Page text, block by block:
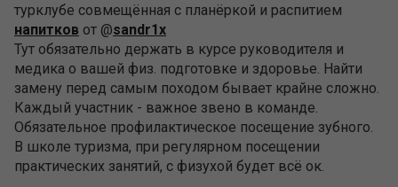
турклубе совмещённая с планёркой и распитием
напитков от @sandr1x
Тут обязательно держать в курсе руководителя и
медика о вашей физ. подготовке и здоровье. Найти
замену перед самым походом бывает крайне сложно.
Каждый участник - важное звено в команде.
Обязательное профилактическое посещение зубного.
В школе туризма, при регулярном посещении
практических занятий, с физухой будет всё ок.